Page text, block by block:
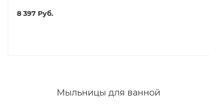
8 397 Руб.
Мыльницы для ванной